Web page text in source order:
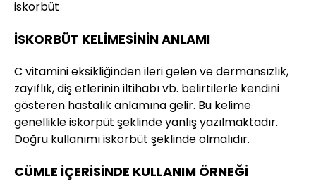
iskorbüt
İSKORBÜT KELİMESİNİN ANLAMI
C vitamini eksikliğinden ileri gelen ve dermansızlık,
zayıflık, diş etlerinin iltihabı vb. belirtilerle kendini
gösteren hastalık anlamına gelir. Bu kelime
genellikle iskorpüt şeklinde yanlış yazılmaktadır.
Doğru kullanımı iskorbüt şeklinde olmalıdır.
CÜMLE İÇERİSİNDE KULLANIM ÖRNEĞİ